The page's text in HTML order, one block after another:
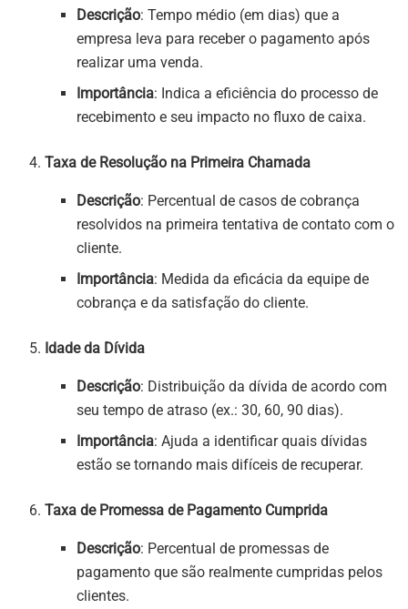
Descrição: Tempo médio (em dias) que a
empresa leva para receber o pagamento após
realizar uma venda.
Importância: Indica a eficiência do processo de
recebimento e seu impacto no fluxo de caixa.
Taxa de Resolução na Primeira Chamada
Descrição: Percentual de casos de cobrança
resolvidos na primeira tentativa de contato com o
cliente.
Importância: Medida da eficácia da equipe de
cobrança e da satisfação do cliente.
Idade da Dívida
Descrição: Distribuição da dívida de acordo com
seu tempo de atraso (ex.: 30, 60, 90 dias).
Importância: Ajuda a identificar quais dívidas
estão se tornando mais difíceis de recuperar.
Taxa de Promessa de Pagamento Cumprida
Descrição: Percentual de promessas de
pagamento que são realmente cumpridas pelos
clientes.